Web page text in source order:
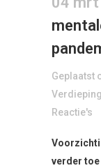
Geplaatst
Verdieping
Reactie's
verder